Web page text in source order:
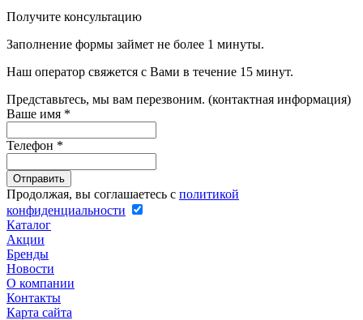
Получите консультацию
Заполнение формы займет не более 1 минуты.
Наш оператор свяжется с Вами в течение 15 минут.
Представьтесь, мы вам перезвоним. (контактная информация)
Ваше имя *
Телефон *
Продолжая, вы соглашаетесь с политикой
конфиденциальности
Каталог
Акции
Бренды
Новости
О компании
Контакты
Карта сайта